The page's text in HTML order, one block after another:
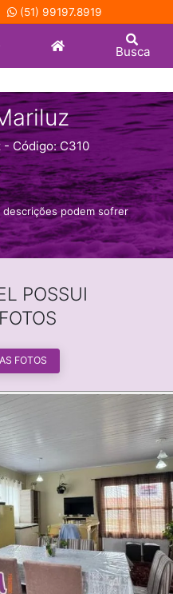
(51) 99197.8919
Busca
Código: C310
podem sofrer
POSSUI
FOTOS
FOTOS